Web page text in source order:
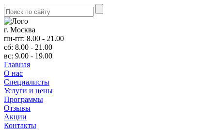
г. Москва
пн-пт: 8.00 - 21.00
сб: 8.00 - 21.00
вс: 9.00 - 19.00
Главная
О нас
Cпециалисты
Услуги и цены
Программы
Отзывы
Акции
Контакты